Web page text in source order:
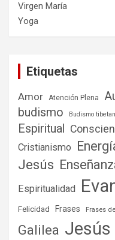
Virgen María
Yoga
Etiquetas
Amor Atención Plena
budismo Budismo
Espiritual
Cristianismo
Jesús
Espiritualidad
Felicidad Frases Frases
Galilea Jesús